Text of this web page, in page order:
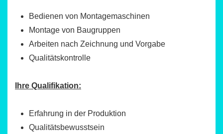
Bedienen von Montagemaschinen
Montage von Baugruppen
Arbeiten nach Zeichnung und Vorgabe
Qualitätskontrolle
Ihre Qualifikation:
Erfahrung in der Produktion
Qualitätsbewusstsein